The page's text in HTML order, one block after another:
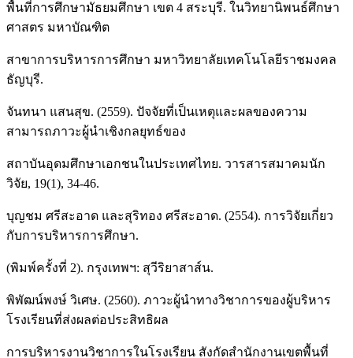
พื้นที่การศึกษามัธยมศึกษา เขต 4 สระบุรี. ในวิทยานิพนธ์ศึกษา
ศาสตร มหาบัณฑิต
สาขาการบริหารการศึกษา มหาวิทยาลัยเทคโนโลยีราชมงคล
ธัญบุรี.
จันทนา แสนสุข. (2559). ปัจจัยที่เป็นเหตุและผลของความ
สามารถภาวะผู้นำเชิงกลยุทธ์ของ
สถาบันอุดมศึกษาเอกชนในประเทศไทย. วารสารสมาคมนัก
วิจัย, 19(1), 34-46.
บุญชม ศรีสะอาด และสุริทอง ศรีสะอาด. (2554). การวิจัยเกี่ยว
กับการบริหารการศึกษา.
(พิมพ์ครั้งที่ 2). กรุงเทพฯ: สุวีริยาสาส์น.
พิพัฒน์พงษ์ วิเศษ. (2560). ภาวะผู้นำทางวิชาการของผู้บริหาร
โรงเรียนที่ส่งผลต่อประสิทธิผล
การบริหารงานวิชาการในโรงเรียน สังกัดสำนักงานเขตพื้นที่